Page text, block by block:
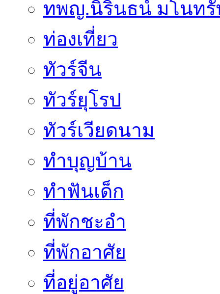
ทพญ.นิรินธน์ มโนท
ท่องเที่ยว
ทัวร์จีน
ทัวร์ยุโรป
ทัวร์เวียดนาม
ทำบุญบ้าน
ทำฟันเด็ก
ที่พักชะอำ
ที่พักอาศัย
ที่อยู่อาศัย